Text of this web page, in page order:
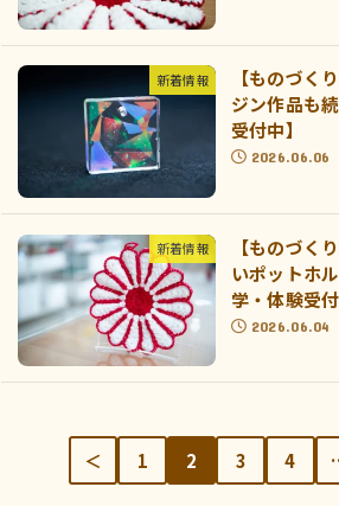
新着情報
【ものづく
ジン作品も
受付中】
2026.06.06
新着情報
【ものづく
いポットホ
学・体験受付
2026.06.04
＜ 1 2 3 4